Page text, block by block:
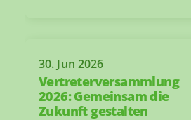
30. Jun 2026
Vertreterversammlung
2026: Gemeinsam die
Zukunft gestalten